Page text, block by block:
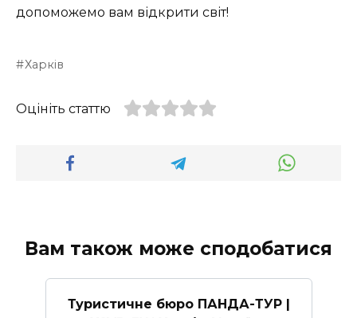
допоможемо вам відкрити світ!
Харків
Оцініть статтю
Вам також може сподобатися
Туристичне бюро ПАНДА-ТУР |